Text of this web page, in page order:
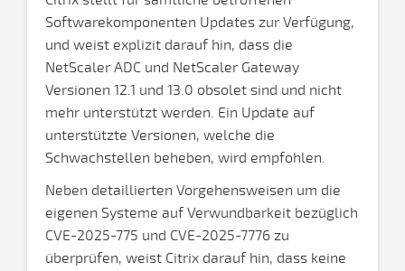
Softwarekomponenten Updates zur Verfügung,
und weist explizit darauf hin, dass die
NetScaler ADC und NetScaler Gateway
Versionen 12.1 und 13.0 obsolet sind und nicht
mehr unterstützt werden. Ein Update auf
unterstützte Versionen, welche die
Schwachstellen beheben, wird empfohlen.
Neben detaillierten Vorgehensweisen um die
eigenen Systeme auf Verwundbarkeit bezüglich
CVE-2025-775 und CVE-2025-7776 zu
überprüfen, weist Citrix darauf hin, dass keine